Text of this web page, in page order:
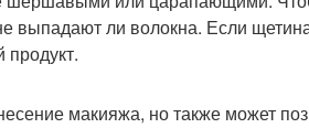
выпадают ли волокна. Если
продукт.
макияжа, но также может